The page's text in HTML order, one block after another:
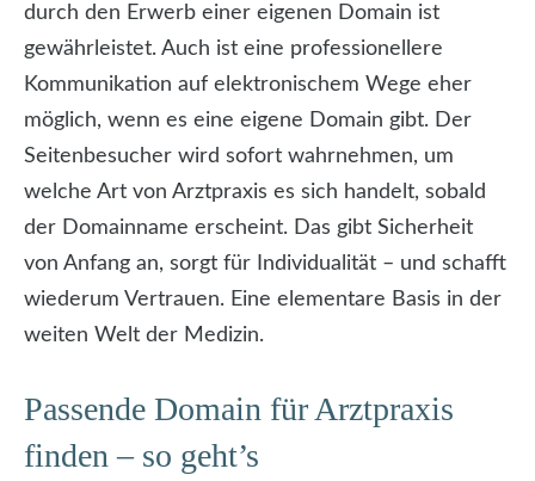
durch den Erwerb einer eigenen Domain ist
gewährleistet. Auch ist eine professionellere
Kommunikation auf elektronischem Wege eher
möglich, wenn es eine eigene Domain gibt. Der
Seitenbesucher wird sofort wahrnehmen, um
welche Art von Arztpraxis es sich handelt, sobald
der Domainname erscheint. Das gibt Sicherheit
von Anfang an, sorgt für Individualität – und schafft
wiederum Vertrauen. Eine elementare Basis in der
weiten Welt der Medizin.
Passende Domain für Arztpraxis
finden – so geht’s